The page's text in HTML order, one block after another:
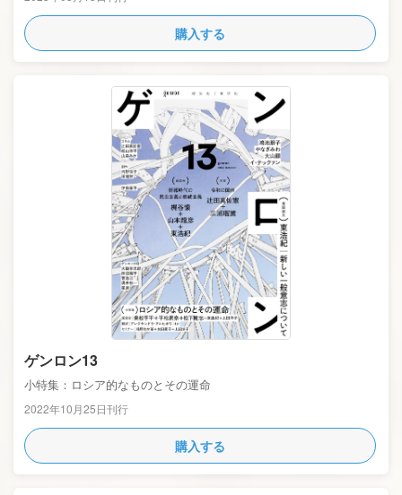
購入する
ゲンロン13
小特集：ロシア的なものとその運命
2022年10月25日刊行
購入する